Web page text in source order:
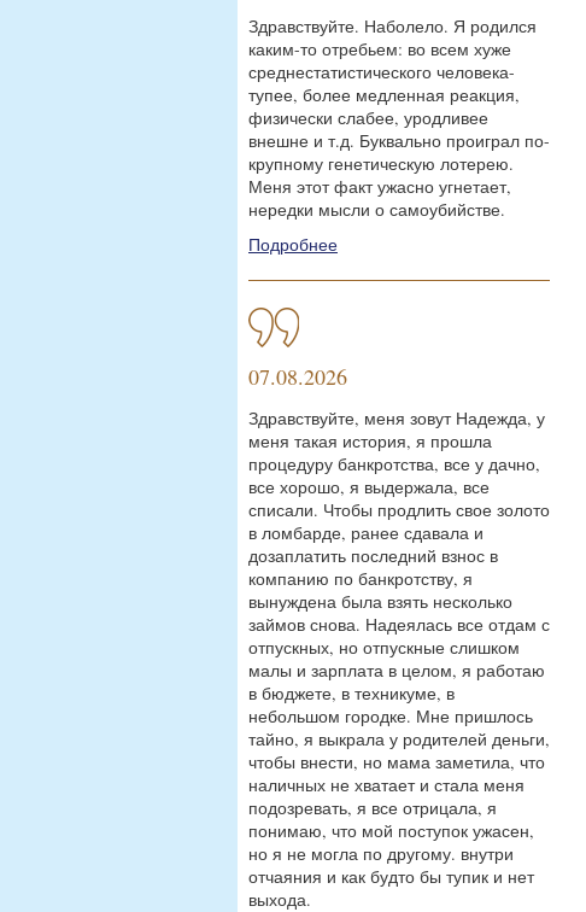
Здравствуйте. Наболело. Я родился
каким-то отребьем: во всем хуже
среднестатистического человека-
тупее, более медленная реакция,
физически слабее, уродливее
внешне и т.д. Буквально проиграл по-
крупному генетическую лотерею.
Меня этот факт ужасно угнетает,
нередки мысли о самоубийстве.
Подробнее
07.08.2026
Здравствуйте, меня зовут Надежда, у
меня такая история, я прошла
процедуру банкротства, все у дачно,
все хорошо, я выдержала, все
списали. Чтобы продлить свое золото
в ломбарде, ранее сдавала и
дозаплатить последний взнос в
компанию по банкротству, я
вынуждена была взять несколько
займов снова. Надеялась все отдам с
отпускных, но отпускные слишком
малы и зарплата в целом, я работаю
в бюджете, в техникуме, в
небольшом городке. Мне пришлось
тайно, я выкрала у родителей деньги,
чтобы внести, но мама заметила, что
наличных не хватает и стала меня
подозревать, я все отрицала, я
понимаю, что мой поступок ужасен,
но я не могла по другому. внутри
отчаяния и как будто бы тупик и нет
выхода.